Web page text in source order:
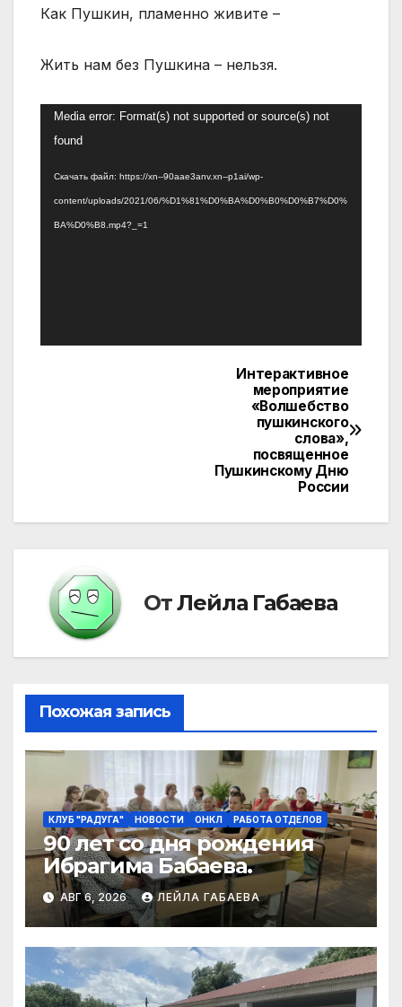
Как Пушкин, пламенно живите –
Жить нам без Пушкина – нельзя.
Видеоплеер
Media error: Format(s) not supported or source(s) not
found
Скачать файл: https://xn--90aae3anv.xn--p1ai/wp-
content/uploads/2021/06/%D1%81%D0%BA%D0%B0%D0%B7%D0%
BA%D0%B8.mp4?_=1
Интерактивное
мероприятие
«Волшебство
пушкинского
слова»,
посвященное
Пушкинскому Дню
России
ОтЛейла Габаева
Похожая запись
КЛУБ "РАДУГА" НОВОСТИ ОНКЛ РАБОТА ОТДЕЛОВ
90 лет со дня рождения
Ибрагима Бабаева.
АВГ 6, 2026 ЛЕЙЛА ГАБАЕВА